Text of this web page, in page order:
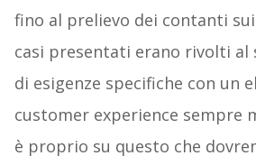
fino al prelievo dei contanti
casi presentati erano rivolti al
di esigenze specifiche con un
customer experience sempre
è proprio su questo che